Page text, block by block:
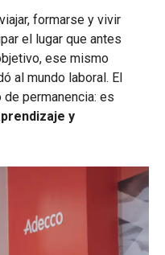
formarse y vivir
el lugar que antes
ese mismo
al mundo laboral. El
permanencia: es
y